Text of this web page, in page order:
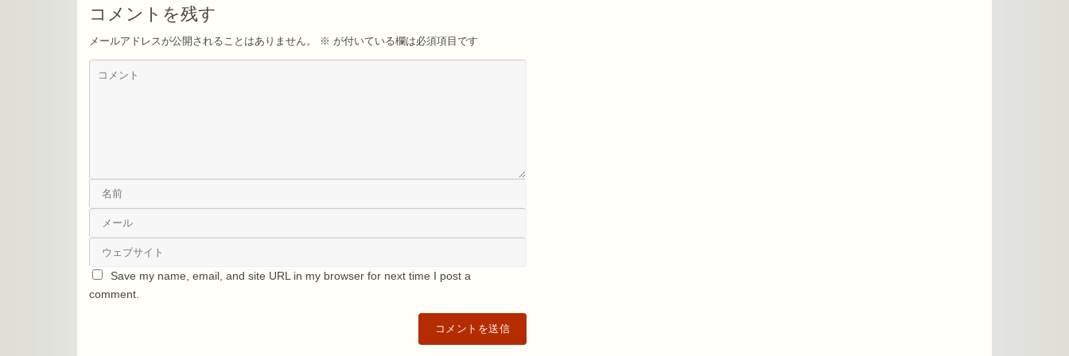
コメントを残す
メールアドレスが公開されることはありません。 ※ が付いている欄は必須項目です
Save my name, email, and site URL in my browser for next time I post a
comment.